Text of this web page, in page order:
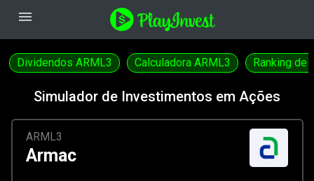
menu
Dividendos ARML3 Calculadora ARML3 Ranking de
Simulador de Investimentos em Ações
ARML3
Armac